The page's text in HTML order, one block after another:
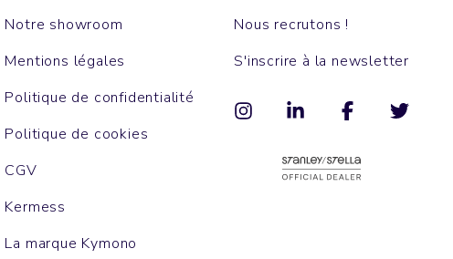
Notre showroom
Mentions légales
Politique de confidentialité
Politique de cookies
CGV
Kermess
La marque Kymono
Nous recrutons !
S'inscrire à la newsletter